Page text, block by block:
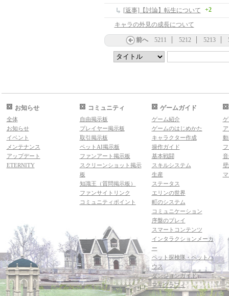
[返事]【討論】転生について +2
キャラの外見の成長について
前へ 5211 5212 5213
お知らせ
全体
お知らせ
イベント
メンテナンス
アップデート
ETERNITY
コミュニティ
自由掲示板
プレイヤー掲示板
取引掲示板
ペットAI掲示板
ファンアート掲示板
スクリーンショット掲示
板
知識王（質問掲示板）
ファンサイトリンク
コミュニティポイント
ゲームガイド
ゲーム紹介
ゲームのはじめかた
キャラクター作成
操作ガイド
基本戦闘
スキルシステム
生産
ステータス
エリンの世界
町のシステム
コミュニケーション
序盤のプレイ
スマートコンテンツ
インタラクションメーカ
ー
ペット探検隊・ペットハ
ウス
ダンジョンガイド
マギグラフィ